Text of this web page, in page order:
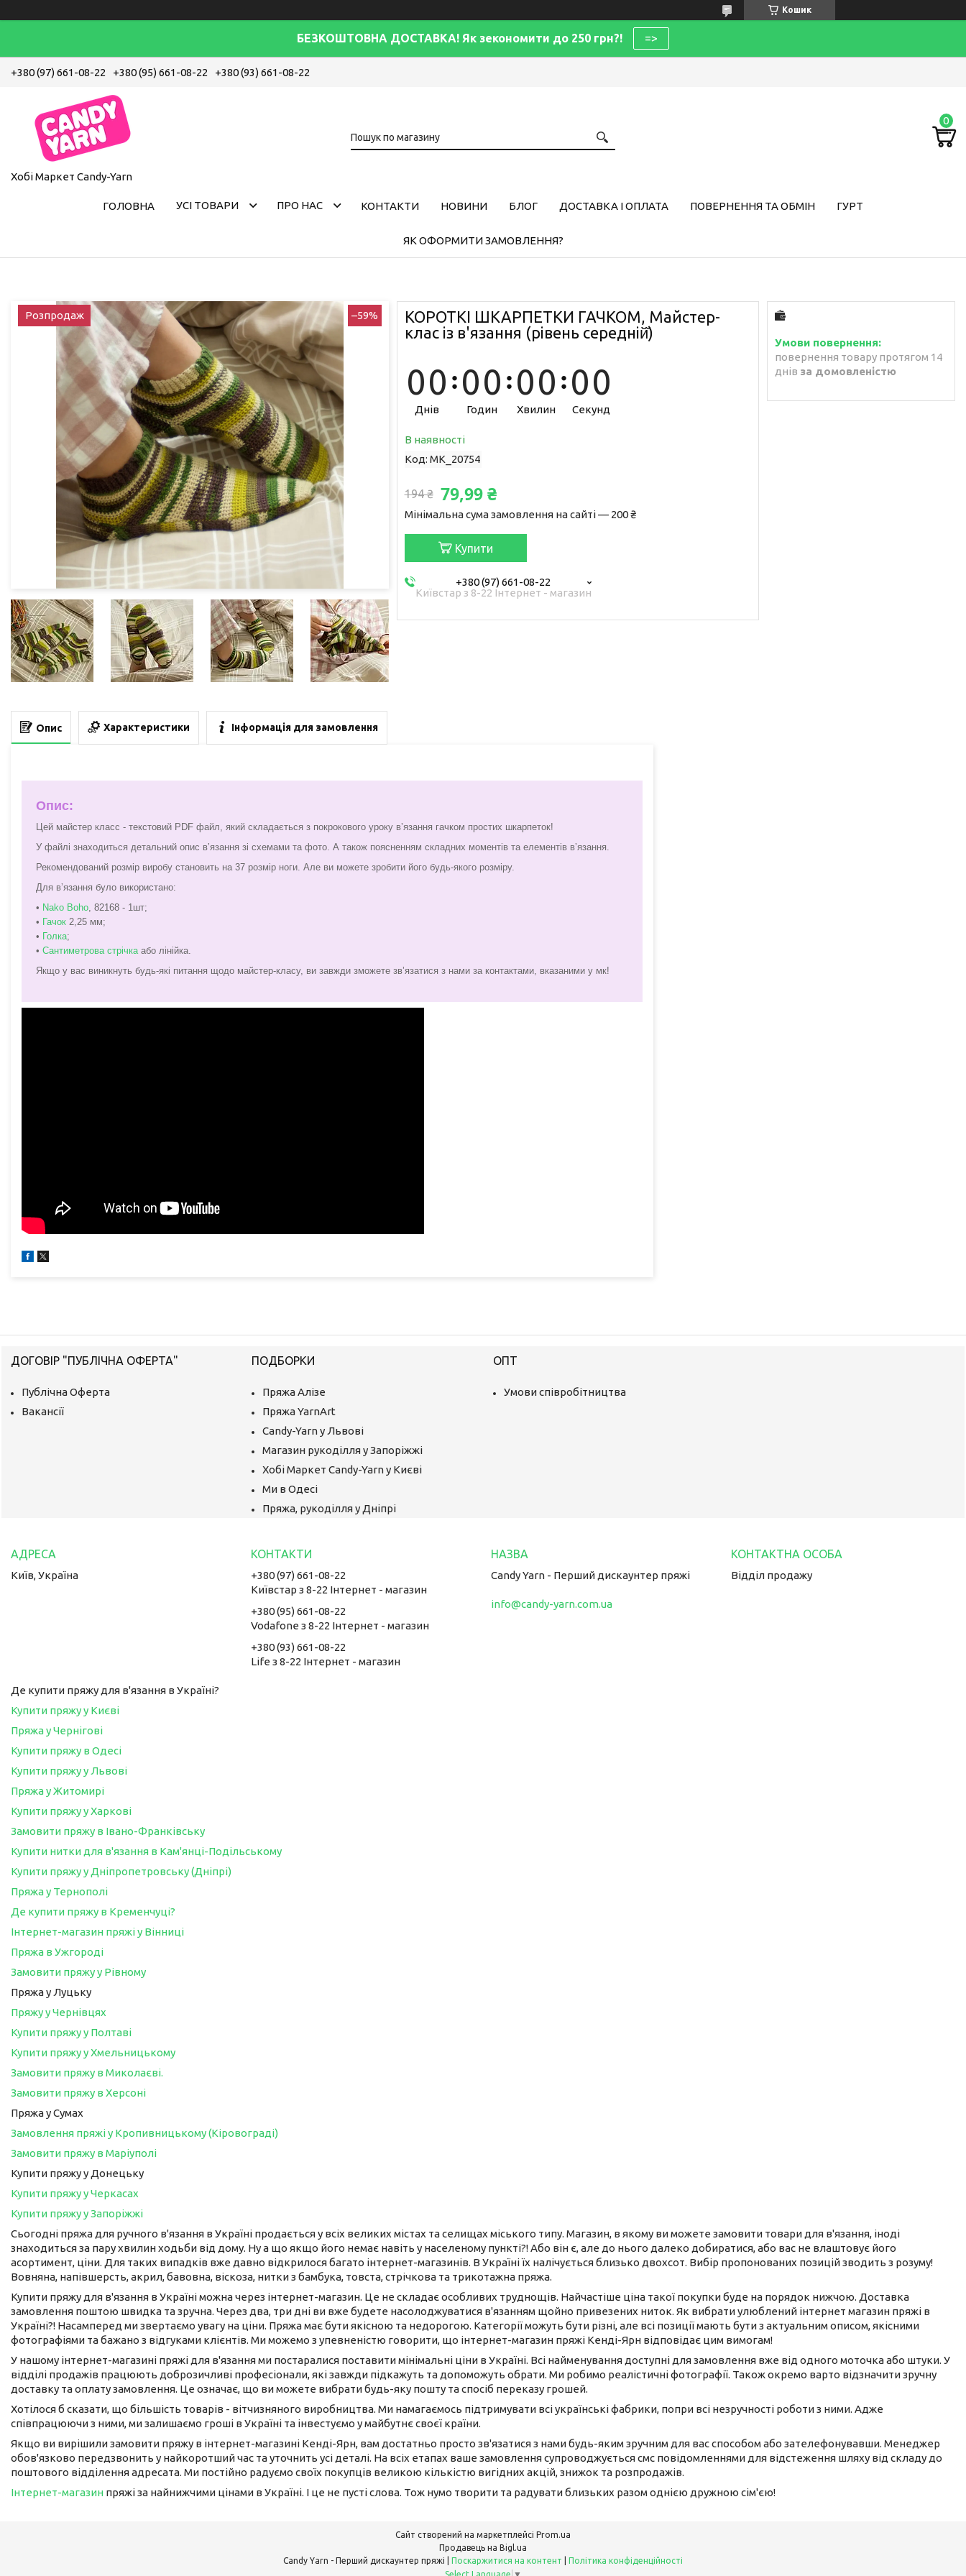
Кошик
БЕЗКОШТОВНА ДОСТАВКА! Як зекономити до 250 грн?! =>
+380 (97) 661-08-22 +380 (95) 661-08-22 +380 (93) 661-08-22
Хобі Маркет Candy-Yarn
ГОЛОВНА УСІ ТОВАРИ ПРО НАС КОНТАКТИ НОВИНИ БЛОГ ДОСТАВКА І ОПЛАТА ПОВЕРНЕННЯ ТА ОБМІН ГУРТ
ЯК ОФОРМИТИ ЗАМОВЛЕННЯ?
Розпродаж –59%
КОРОТКІ ШКАРПЕТКИ ГАЧКОМ, Майстер-
клас із в'язання (рівень середній̆)
00
Днів
00
Годин
00
Хвилин
00
Секунд
В наявності
Код: MK_20754
194 ₴ 79,99 ₴
Мінімальна сума замовлення на сайті — 200 ₴
Купити
+380 (97) 661-08-22
Київстар з 8-22 Інтернет - магазин
повернення товару протягом 14
днів за домовленістю
Опис Характеристики Інформація для замовлення
Опис:
Цей майстер класс - текстовий PDF файл, який складається з покрокового уроку вʼязання гачком простих шкарпеток!
У файлі знаходиться детальний опис вʼязання зі схемами та фото. А також поясненням складних моментів та елементів вʼязання.
Рекомендований розмір виробу становить на 37 розмір ноги. Але ви можете зробити його будь-якого розміру.
Для вʼязання було використано:
• Nako Boho , 82168 - 1шт;
• Гачок 2,25 мм;
• Голка;
• Сантиметрова стрічка або лінійка.
Якщо у вас виникнуть будь-які питання щодо майстер-класу, ви завжди зможете звʼязатися з нами за контактами, вказаними у мк!
ДОГОВІР "ПУБЛІЧНА ОФЕРТА"
Публічна Оферта
Вакансії
ПОДБОРКИ
Пряжа Алізе
Пряжа YarnArt
Candy-Yarn у Львові
Магазин рукоділля у Запоріжжі
Хобі Маркет Candy-Yarn у Києві
Ми в Одесі
Пряжа, рукоділля у Дніпрі
ОПТ
Умови співробітництва
Київ, Україна
+380 (97) 661-08-22
Київстар з 8-22 Інтернет - магазин
+380 (95) 661-08-22
Vodafone з 8-22 Інтернет - магазин
+380 (93) 661-08-22
Life з 8-22 Інтернет - магазин
Candy Yarn - Перший дискаунтер пряжі
info@candy-yarn.com.ua
Відділ продажу
Де купити пряжу для в'язання в Україні?
Купити пряжу у Києві
Пряжа у Чернігові
Купити пряжу в Одесі
Купити пряжу у Львові
Пряжа у Житомирі
Купити пряжу у Харкові
Замовити пряжу в Івано-Франківську
Купити нитки для в'язання в Кам'янці-Подільському
Купити пряжу у Дніпропетровську (Дніпрі)
Пряжа у Тернополі
Де купити пряжу в Кременчуці?
Інтернет-магазин пряжі у Вінниці
Пряжа в Ужгороді
Замовити пряжу у Рівному
Пряжа у Луцьку
Пряжу у Чернівцях
Купити пряжу у Полтаві
Купити пряжу у Хмельницькому
Замовити пряжу в Миколаєві.
Замовити пряжу в Херсоні
Пряжа у Сумах
Замовлення пряжі у Кропивницькому (Кіровограді)
Замовити пряжу в Маріуполі
Купити пряжу у Донецьку
Купити пряжу у Черкасах
Купити пряжу у Запоріжжі
Сьогодні пряжа для ручного в'язання в Україні продається у всіх великих містах та селищах міського типу. Магазин, в якому ви можете замовити товари для в'язання, іноді
знаходиться за пару хвилин ходьби від дому. Ну а що якщо його немає навіть у населеному пункті?! Або він є, але до нього далеко добиратися, або вас не влаштовує його
асортимент, ціни. Для таких випадків вже давно відкрилося багато інтернет-магазинів. В Україні їх налічується близько двохсот. Вибір пропонованих позицій зводить з розуму!
Вовняна, напівшерсть, акрил, бавовна, віскоза, нитки з бамбука, товста, стрічкова та трикотажна пряжа.
Купити пряжу для в'язання в Україні можна через інтернет-магазин. Це не складає особливих труднощів. Найчастіше ціна такої покупки буде на порядок нижчою. Доставка
замовлення поштою швидка та зручна. Через два, три дні ви вже будете насолоджуватися в'язанням щойно привезених ниток. Як вибрати улюблений інтернет магазин пряжі в
Україні?! Насамперед ми звертаємо увагу на ціни. Пряжа має бути якісною та недорогою. Категорії можуть бути різні, але всі позиції мають бути з актуальним описом, якісними
фотографіями та бажано з відгуками клієнтів. Ми можемо з упевненістю говорити, що інтернет-магазин пряжі Кенді-Ярн відповідає цим вимогам!
У нашому інтернет-магазині пряжі для в'язання ми постаралися поставити мінімальні ціни в Україні. Всі найменування доступні для замовлення вже від одного моточка або штуки. У
відділі продажів працюють доброзичливі професіонали, які завжди підкажуть та допоможуть обрати. Ми робимо реалістичні фотографії. Також окремо варто відзначити зручну
доставку та оплату замовлення. Це означає, що ви можете вибрати будь-яку пошту та спосіб переказу грошей.
Хотілося б сказати, що більшість товарів - вітчизняного виробництва. Ми намагаємось підтримувати всі українські фабрики, попри всі незручності роботи з ними. Адже
співпрацюючи з ними, ми залишаємо гроші в Україні та інвестуємо у майбутнє своєї країни.
Якщо ви вирішили замовити пряжу в інтернет-магазині Кенді-Ярн, вам достатньо просто зв'язатися з нами будь-яким зручним для вас способом або зателефонувавши. Менеджер
обов'язково передзвонить у найкоротший час та уточнить усі деталі. На всіх етапах ваше замовлення супроводжується смс повідомленнями для відстеження шляху від складу до
поштового відділення адресата. Ми постійно радуємо своїх покупців великою кількістю вигідних акцій, знижок та розпродажів.
Інтернет-магазин пряжі за найнижчими цінами в Україні. І це не пусті слова. Тож нумо творити та радувати близьких разом однією дружною сім'єю!
Сайт створений на маркетплейсі Prom.ua
Продавець на Bigl.ua
Поскаржитися на контент
Політика конфіденційності
Select Language ▼